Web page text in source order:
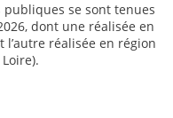
publiques se sont tenues
dont une réalisée en
l’autre réalisée en région